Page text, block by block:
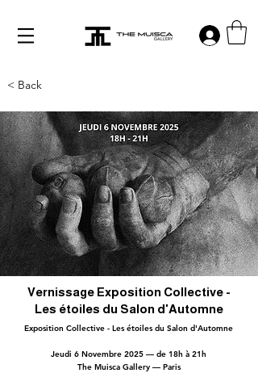
Log in
< Back
Vernissage Exposition Collective -
Les étoiles du Salon d'Automne
Exposition Collective - Les étoiles du Salon d'Automne
Jeudi 6 Novembre 2025 — de 18h à 21h
The Muisca Gallery — Paris